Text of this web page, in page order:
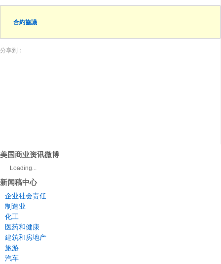
合約協議
分享到：
美国商业资讯微博
Loading...
新闻稿中心
企业社会责任
制造业
化工
医药和健康
建筑和房地产
旅游
汽车